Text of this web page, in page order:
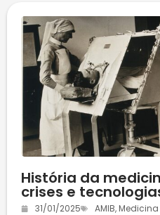
História da
crises e
31/01/2025 AMIB, Medicina